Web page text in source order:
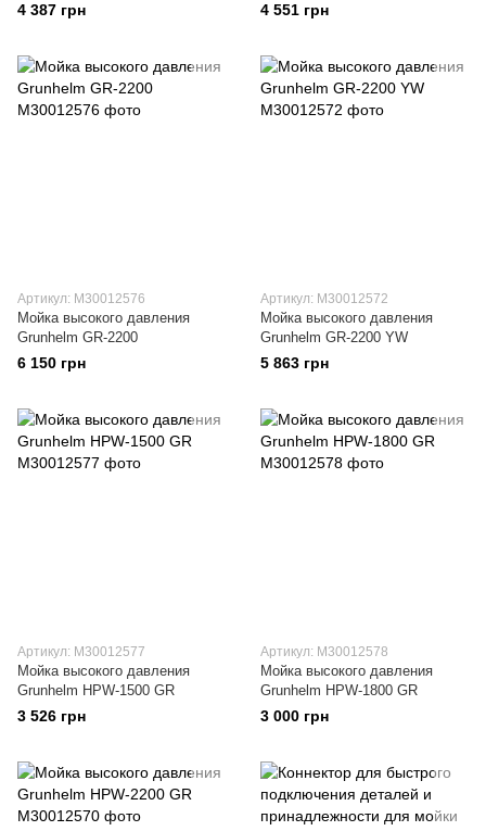
4 387 грн 4 551 грн
Артикул: M30012576
Мойка высокого давления
Grunhelm GR-2200
6 150 грн
Артикул: M30012572
Мойка высокого давления
Grunhelm GR-2200 YW
5 863 грн
Артикул: M30012577
Мойка высокого давления
Grunhelm HPW-1500 GR
3 526 грн
Артикул: M30012578
Мойка высокого давления
Grunhelm HPW-1800 GR
3 000 грн